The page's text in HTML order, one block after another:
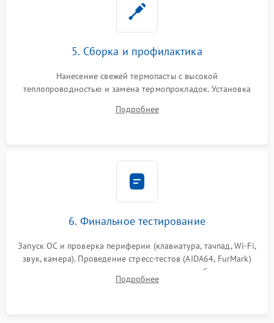
5. Сборка и профилактика
Нанесение свежей термопасты с высокой
теплопроводностью и замена термопрокладок. Установка
шлейфов, модулей памяти и накопителей. Предварительная
Подробнее
6. Финальное тестирование
Запуск ОС и проверка периферии (клавиатура, тачпад, Wi-Fi,
звук, камера). Проведение стресс-тестов (AIDA64, FurMark)
для контроля температурного режима и стабильности
системы под пиковой нагрузкой.
Подробнее